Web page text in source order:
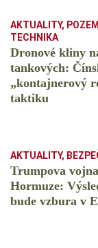
AKTUALITY,
TECHNIKA
Dronové kliny
tankových:
️„kontajnerový
taktiku
AKTUALITY,
Trumpova
Hormuze:
bude vzbura v